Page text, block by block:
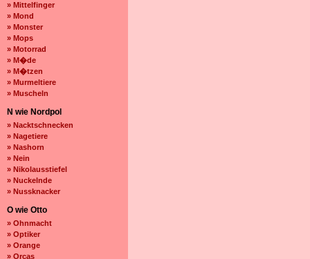
» Mittelfinger
» Mond
» Monster
» Mops
» Motorrad
» M�de
» M�tzen
» Murmeltiere
» Muscheln
N wie Nordpol
» Nacktschnecken
» Nagetiere
» Nashorn
» Nein
» Nikolausstiefel
» Nuckelnde
» Nussknacker
O wie Otto
» Ohnmacht
» Optiker
» Orange
» Orcas